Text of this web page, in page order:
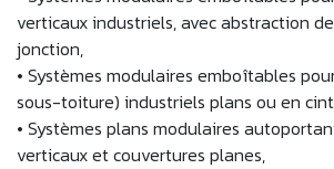
verticaux industriels, avec abstraction
jonction,
• Systèmes modulaires emboîtables
sous-toiture) industriels plans ou en
• Systèmes plans modulaires
verticaux et couvertures planes,